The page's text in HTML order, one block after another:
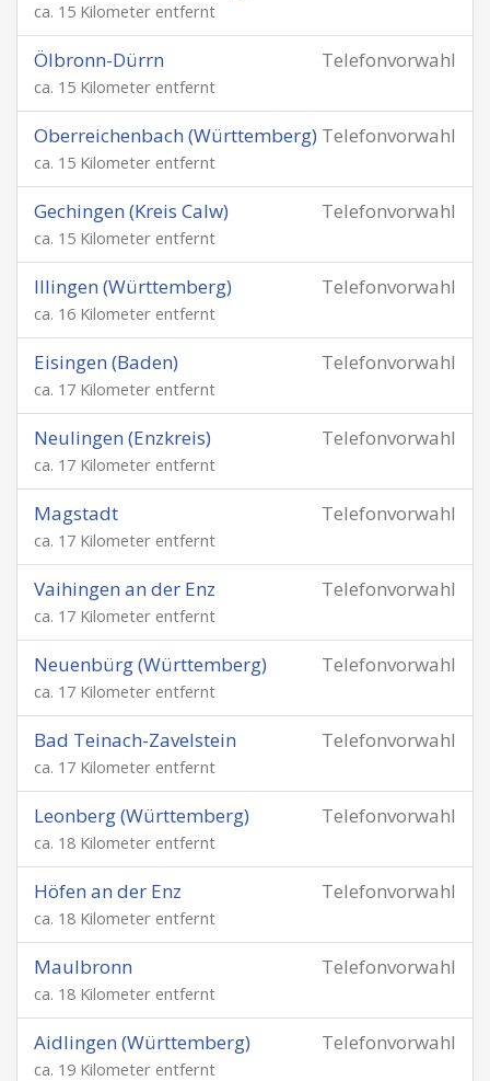
ca. 15 Kilometer entfernt
Telefonvorwahl
Ölbronn-Dürrn
ca. 15 Kilometer entfernt
Telefonvorwahl
Oberreichenbach (Württemberg)
ca. 15 Kilometer entfernt
Telefonvorwahl
Gechingen (Kreis Calw)
ca. 15 Kilometer entfernt
Telefonvorwahl
Illingen (Württemberg)
ca. 16 Kilometer entfernt
Telefonvorwahl
Eisingen (Baden)
ca. 17 Kilometer entfernt
Telefonvorwahl
Neulingen (Enzkreis)
ca. 17 Kilometer entfernt
Telefonvorwahl
Magstadt
ca. 17 Kilometer entfernt
Telefonvorwahl
Vaihingen an der Enz
ca. 17 Kilometer entfernt
Telefonvorwahl
Neuenbürg (Württemberg)
ca. 17 Kilometer entfernt
Telefonvorwahl
Bad Teinach-Zavelstein
ca. 17 Kilometer entfernt
Telefonvorwahl
Leonberg (Württemberg)
ca. 18 Kilometer entfernt
Telefonvorwahl
Höfen an der Enz
ca. 18 Kilometer entfernt
Telefonvorwahl
Maulbronn
ca. 18 Kilometer entfernt
Telefonvorwahl
Aidlingen (Württemberg)
ca. 19 Kilometer entfernt